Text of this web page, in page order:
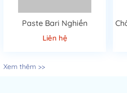
Paste Bari Nghiền
Liên hệ
Xem thêm >>